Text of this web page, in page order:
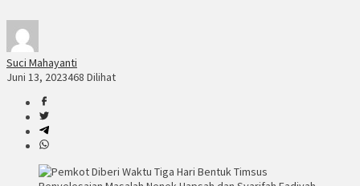
Suci Mahayanti
Juni 13, 2023468 Dilihat